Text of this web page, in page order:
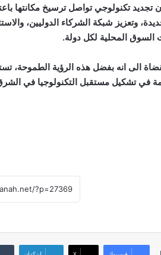
تجديد تكنولوجي تواصل ترسيخ مكانتها
وتعزيز شبكة الشركاء الدوليين،
السوق المحلية لكل دولة.
الى انه بفضل هذه الرؤية الطموحة،
في تشكيل مستقبل التكنولوجيا في